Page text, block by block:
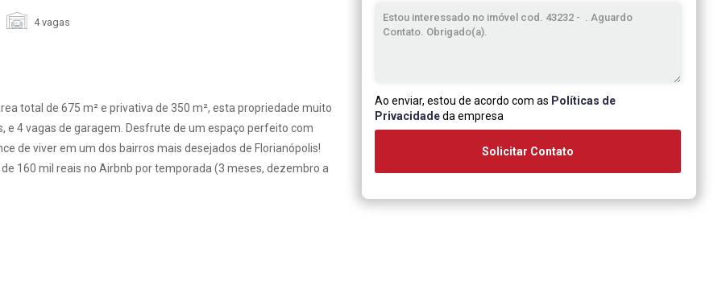
4 vagas
total de 675 m² e privativa de 350 m², esta propriedade muito
4 vagas de garagem. Desfrute de um espaço perfeito com
de viver em um dos bairros mais desejados de Florianópolis!
160 mil reais no Airbnb por temporada (3 meses, dezembro a
Ao enviar, estou de acordo com as Políticas de
Privacidadeda empresa
Solicitar Contato